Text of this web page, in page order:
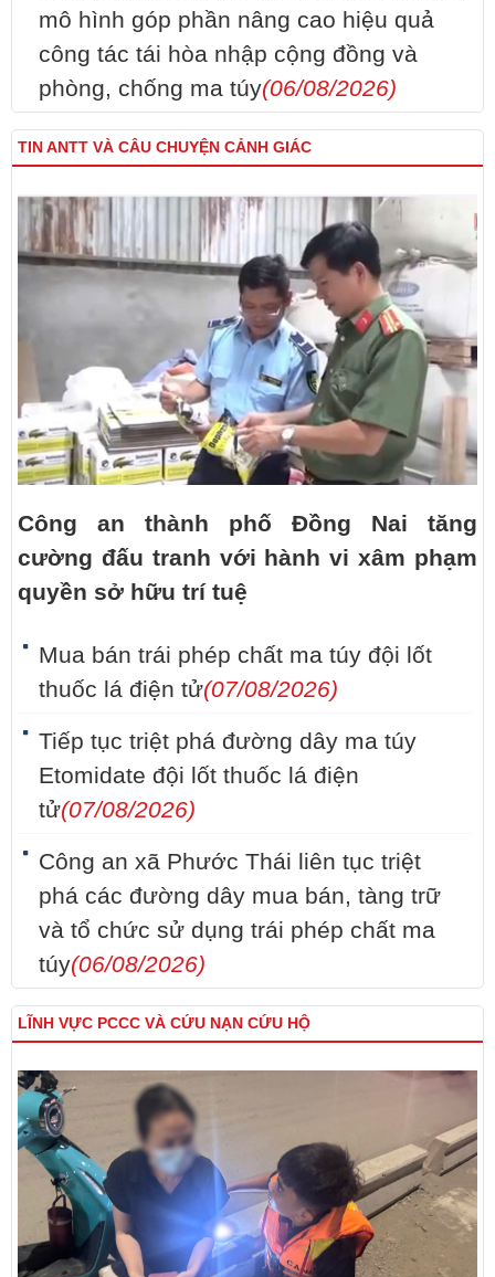
mô hình góp phần nâng cao hiệu quả
công tác tái hòa nhập cộng đồng và
phòng, chống ma túy(06/08/2026)
TIN ANTT VÀ CÂU CHUYỆN CẢNH GIÁC
Công an thành phố Đồng Nai tăng
cường đấu tranh với hành vi xâm phạm
quyền sở hữu trí tuệ
Mua bán trái phép chất ma túy đội lốt
thuốc lá điện tử(07/08/2026)
Tiếp tục triệt phá đường dây ma túy
Etomidate đội lốt thuốc lá điện
tử(07/08/2026)
Công an xã Phước Thái liên tục triệt
phá các đường dây mua bán, tàng trữ
và tổ chức sử dụng trái phép chất ma
túy(06/08/2026)
LĨNH VỰC PCCC VÀ CỨU NẠN CỨU HỘ